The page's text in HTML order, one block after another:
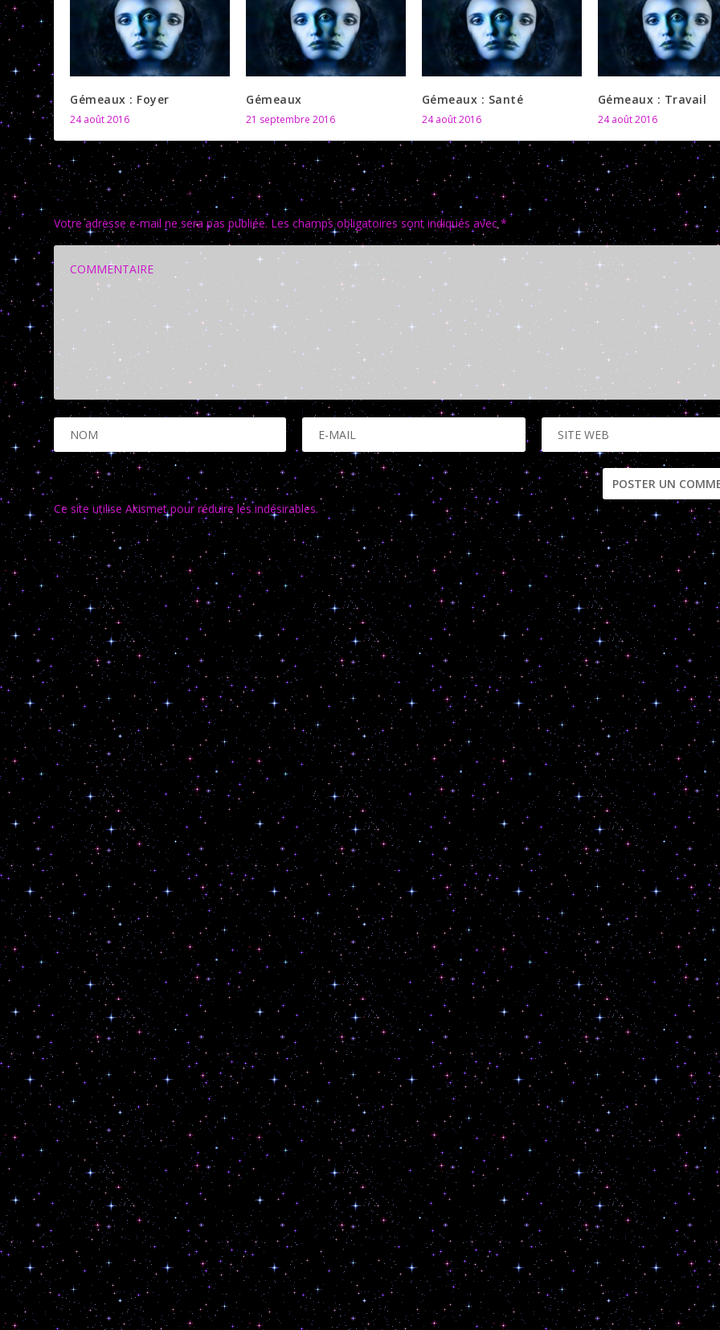
Gémeaux : Foyer
24 août 2016
Gémeaux
21 septembre 2016
Gémeaux : Santé
24 août 2016
Gémeaux : Travail
24 août 2016
LAISSER UNE RÉPONSE
Votre adresse e-mail ne sera pas publiée. Les champs obligatoires sont indiqués avec*
Ce site utilise Akismet pour réduire les indésirables. En savoir plus sur la façon dont les données de vos commentaires sont